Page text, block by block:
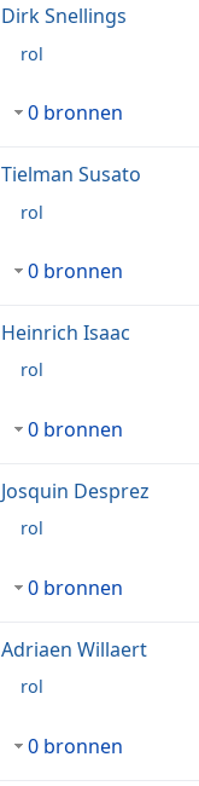
Dirk Snellings
rol
0 bronnen
Tielman Susato
rol
0 bronnen
Heinrich Isaac
rol
0 bronnen
Josquin Desprez
rol
0 bronnen
Adriaen Willaert
rol
0 bronnen